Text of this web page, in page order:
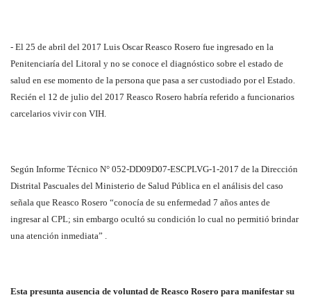
- El 25 de abril del 2017 Luis Oscar Reasco Rosero fue ingresado en la
Penitenciaría del Litoral y no se conoce el diagnóstico sobre el estado de
salud en ese momento de la persona que pasa a ser custodiado por el Estado.
Recién el 12 de julio del 2017 Reasco Rosero habría referido a funcionarios
carcelarios vivir con VIH.
Según Informe Técnico N° 052-DD09D07-ESCPLVG-1-2017 de la Dirección
Distrital Pascuales del Ministerio de Salud Pública en el análisis del caso
señala que Reasco Rosero “conocía de su enfermedad 7 años antes de
ingresar al CPL; sin embargo ocultó su condición lo cual no permitió brindar
una atención inmediata” .
Esta presunta ausencia de voluntad de Reasco Rosero para manifestar su